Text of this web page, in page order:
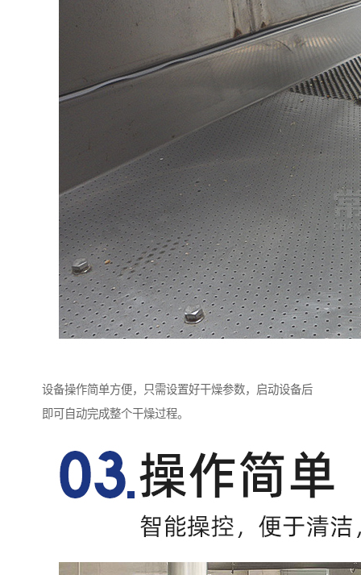
设备操作简单方便，只需设置好干燥参数，启动设备后
即可自动完成整个干燥过程。